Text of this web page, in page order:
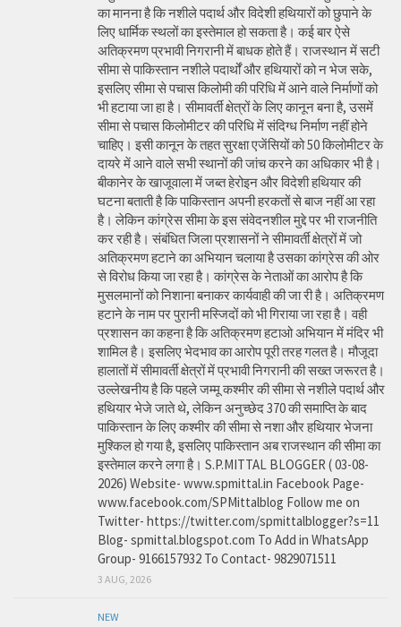
का मानना है कि नशीले पदार्थ और विदेशी हथियारों को छुपाने के
लिए धार्मिक स्थलों का इस्तेमाल हो सकता है। कई बार ऐसे
अतिक्रमण प्रभावी निगरानी में बाधक होते हैं। राजस्थान में सटी
सीमा से पाकिस्तान नशीले पदार्थों और हथियारों को न भेज सके,
इसलिए सीमा से पचास किलोमी की परिधि में आने वाले निर्माणों को
भी हटाया जा हा है। सीमावर्ती क्षेत्रों के लिए कानून बना है, उसमें
सीमा से पचास किलोमीटर की परिधि में संदिग्ध निर्माण नहीं होने
चाहिए। इसी कानून के तहत सुरक्षा एजेंसियों को 50 किलोमीटर के
दायरे में आने वाले सभी स्थानों की जांच करने का अधिकार भी है।
बीकानेर के खाजूवाला में जब्त हेरोइन और विदेशी हथियार की
घटना बताती है कि पाकिस्तान अपनी हरकतों से बाज नहीं आ रहा
है। लेकिन कांग्रेस सीमा के इस संवेदनशील मुद्दे पर भी राजनीति
कर रही है। संबंधित जिला प्रशासनों ने सीमावर्ती क्षेत्रों में जो
अतिक्रमण हटाने का अभियान चलाया है उसका कांग्रेस की ओर
से विरोध किया जा रहा है। कांग्रेस के नेताओं का आरोप है कि
मुसलमानों को निशाना बनाकर कार्यवाही की जा री है। अतिक्रमण
हटाने के नाम पर पुरानी मस्जिदों को भी गिराया जा रहा है। वही
प्रशासन का कहना है कि अतिक्रमण हटाओ अभियान में मंदिर भी
शामिल है। इसलिए भेदभाव का आरोप पूरी तरह गलत है। मौजूदा
हालातों में सीमावर्ती क्षेत्रों में प्रभावी निगरानी की सख्त जरूरत है।
उल्लेखनीय है कि पहले जम्मू कश्मीर की सीमा से नशीले पदार्थ और
हथियार भेजे जाते थे, लेकिन अनुच्छेद 370 की समाप्ति के बाद
पाकिस्तान के लिए कश्मीर की सीमा से नशा और हथियार भेजना
मुश्किल हो गया है, इसलिए पाकिस्तान अब राजस्थान की सीमा का
इस्तेमाल करने लगा है। S.P.MITTAL BLOGGER ( 03-08-
2026) Website- www.spmittal.in Facebook Page-
www.facebook.com/SPMittalblog Follow me on
Twitter- https://twitter.com/spmittalblogger?s=11
Blog- spmittal.blogspot.com To Add in WhatsApp
Group- 9166157932 To Contact- 9829071511
3 AUG, 2026
NEW